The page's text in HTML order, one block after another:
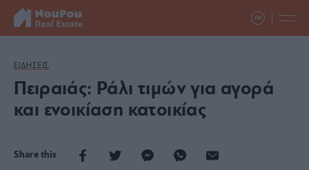
ΕΙΔΗΣΕΙΣ
Πειραιάς: Ράλι τιμών για αγορά
και ενοικίαση κατοικίας
Share this